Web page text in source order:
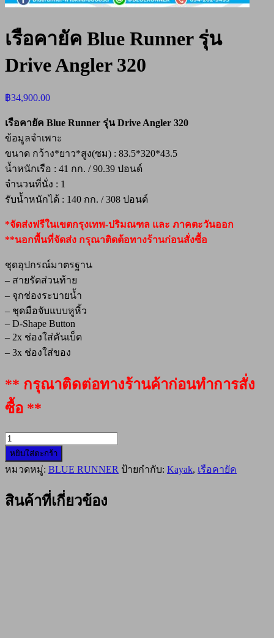
เรือคายัค Blue Runner รุ่น
Drive Angler 320
฿34,900.00
เรือคายัค Blue Runner รุ่น Drive Angler 320
ข้อมูลจำเพาะ
ขนาด กว้าง*ยาว*สูง(ซม) : 83.5*320*43.5
น้ำหนักเรือ : 41 กก. / 90.39 ปอนด์
จำนวนที่นั่ง : 1
รับน้ำหนักได้ : 140 กก. / 308 ปอนด์
*จัดส่งฟรีในเขตกรุงเทพ-ปริมณฑล และ ภาคตะวันออก
**นอกพื้นที่จัดส่ง กรุณาติดต้อทางร้านก่อนสั่งซื้อ
ชุดอุปกรณ์มาตรฐาน
– สายรัดส่วนท้าย
– จุกช่องระบายน้ำ
– ชุดมือจับแบบหูหิ้ว
– D-Shape Button
– 2x ช่องใส่คันเบ็ด
– 3x ช่องใส่ของ
** กรุณาติดต่อทางร้านค้าก่อนทำการสั่ง
ซื้อ **
จำนวน
เรือ
คายั
Blue
Runner
หยิบใส่ตะกร้า
หมวดหมู่: BLUE RUNNER ป้ายกำกับ: Kayak, เรือคายัค
สินค้าที่เกี่ยวข้อง